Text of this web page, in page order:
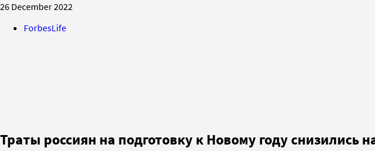
26 December 2022
ForbesLife
Траты россиян на подготовку к Новому году снизились